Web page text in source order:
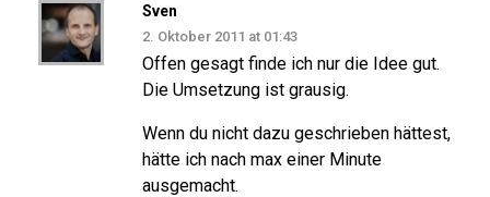
Sven
2. Oktober 2011 at 01:43
Offen gesagt finde ich nur die Idee gut.
Die Umsetzung ist grausig.
Wenn du nicht dazu geschrieben hättest,
hätte ich nach max einer Minute
ausgemacht.